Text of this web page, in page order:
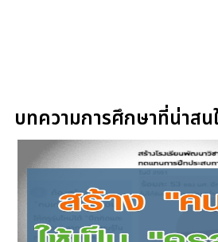
บทความการศึกษาที่น่าสน